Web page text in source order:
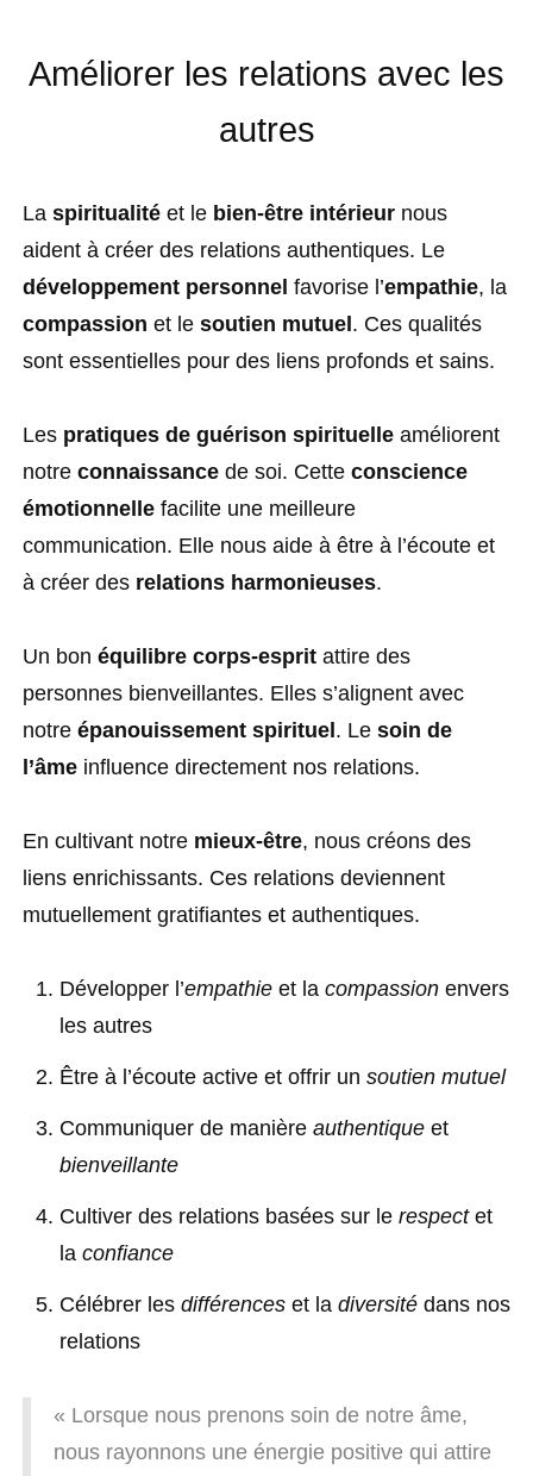
Améliorer les relations avec les
autres
La spiritualité et le bien-être intérieur nous
aident à créer des relations authentiques. Le
développement personnel favorise l’empathie, la
compassion et le soutien mutuel . Ces qualités
sont essentielles pour des liens profonds et sains.
Les pratiques de guérison spirituelle améliorent
notre connaissance de soi. Cette conscience
émotionnelle facilite une meilleure
communication. Elle nous aide à être à l’écoute et
à créer des relations harmonieuses.
Un bon équilibre corps-esprit attire des
personnes bienveillantes. Elles s’alignent avec
notre épanouissement spirituel . Le soin de
l’âme influence directement nos relations.
En cultivant notre mieux-être, nous créons des
liens enrichissants. Ces relations deviennent
mutuellement gratifiantes et authentiques.
Développer l’empathie et la compassion envers
les autres
Être à l’écoute active et offrir un soutien mutuel
Communiquer de manière authentique et
bienveillante
Cultiver des relations basées sur le respectet
la confiance
Célébrer les différences et la diversité dans nos
relations
« Lorsque nous prenons soin de notre âme,
nous rayonnons une énergie positive qui attire